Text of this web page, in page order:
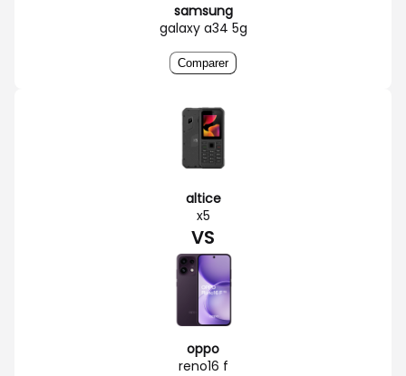
samsung
galaxy a34 5g
Comparer
altice
x5
VS
oppo
reno16 f